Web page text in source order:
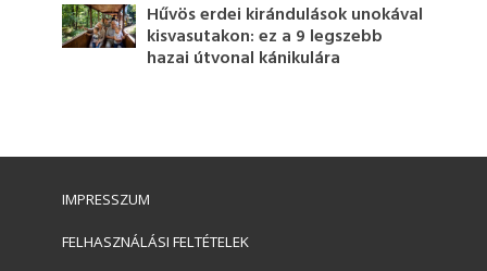
Hűvös erdei kirándulások unokával
kisvasutakon: ez a 9 legszebb
hazai útvonal kánikulára
IMPRESSZUM
FELHASZNÁLÁSI FELTÉTELEK